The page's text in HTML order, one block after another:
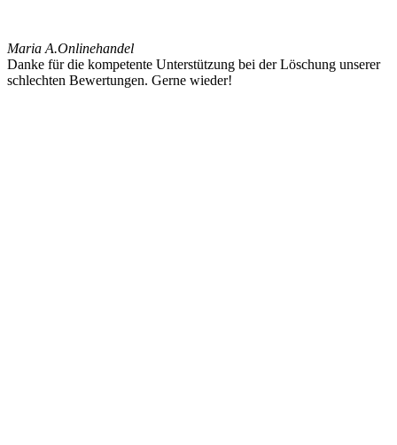
Maria A.Onlinehandel
Danke für die kompetente Unterstützung bei der Löschung unserer
schlechten Bewertungen. Gerne wieder!